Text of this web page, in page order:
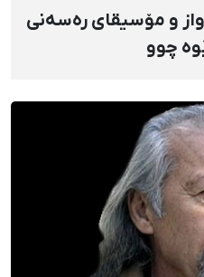
و مۆسیقای رەسەنی
چوو